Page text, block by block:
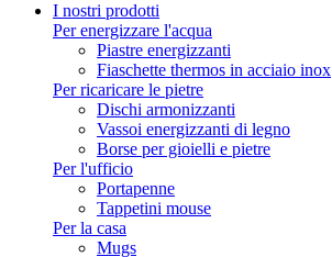
I nostri prodotti
Per energizzare l'acqua
Piastre energizzanti
Fiaschette thermos in acciaio inox
Per ricaricare le pietre
Dischi armonizzanti
Vassoi energizzanti di legno
Borse per gioielli e pietre
Per l'ufficio
Portapenne
Tappetini mouse
Per la casa
Mugs